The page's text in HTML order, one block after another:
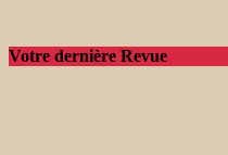
Votre dernière Revue